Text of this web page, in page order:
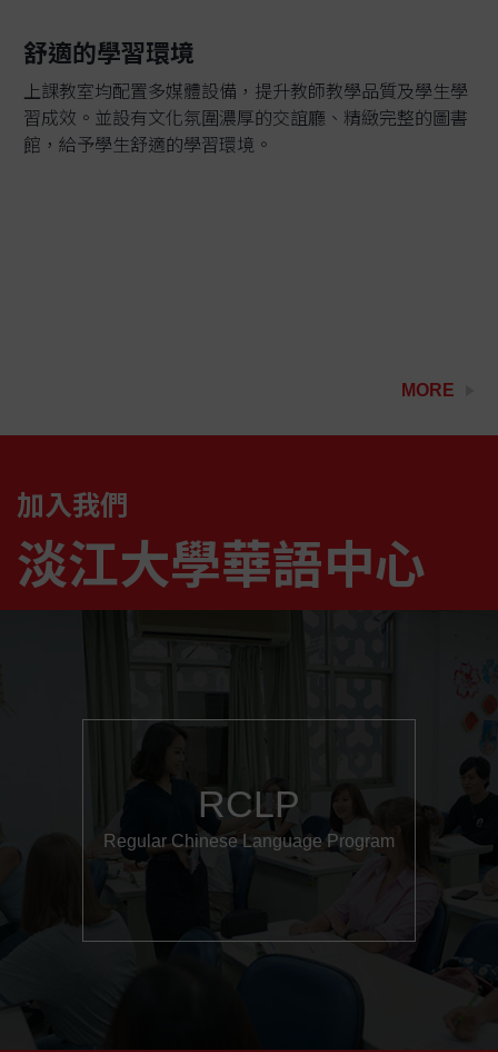
舒適的學習環境
上課教室均配置多媒體設備，提升教師教學品質及學生學
習成效。並設有文化氛圍濃厚的交誼廳、精緻完整的圖書
館，給予學生舒適的學習環境。
MORE
加入我們
淡江大學華語中心
RCLP
Regular Chinese Language Program